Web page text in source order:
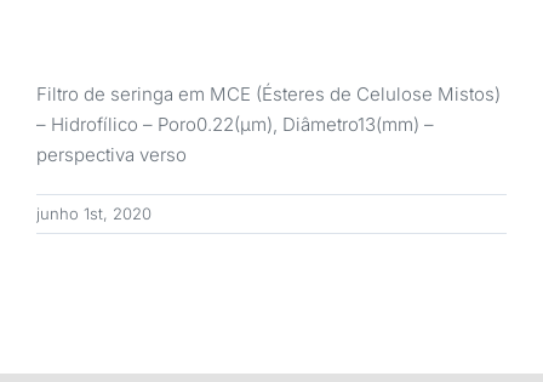
Filtro de seringa em MCE (Ésteres de Celulose Mistos)
– Hidrofílico – Poro0.22(μm), Diâmetro13(mm) –
perspectiva verso
junho 1st, 2020